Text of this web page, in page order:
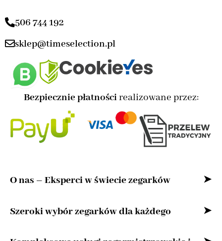
506 744 192
sklep@timeselection.pl
Bezpiecznie płatnościrealizowane przez:
O nas – Eksperci w świecie zegarków
Witaj w naszym sklepie internetowym –
Szeroki wybór zegarków dla każdego